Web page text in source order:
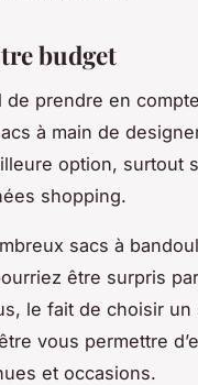
budget
de prendre en
à main de
option, surtout
shopping.
sacs à
être surpris
le fait de choisir
vous permettre
et occasions.